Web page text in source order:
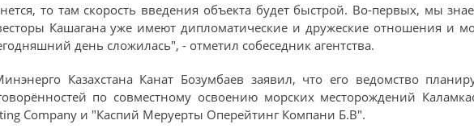
то там скорость введения объекта будет быстрой. Во-первых, мы
Кашагана уже имеют дипломатические и дружеские отношения и
день сложилась", - отметил собеседник агентства.
Казахстана Канат Бозумбаев заявил, что его ведомство
по совместному освоению морских месторождений
Company и "Каспий Меруерты Оперейтинг Компани Б.В".